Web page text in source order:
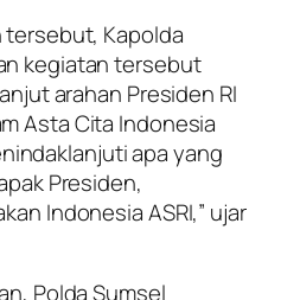
tersebut, Kapolda
kegiatan tersebut
arahan Presiden RI
Asta Cita Indonesia
apa yang
Presiden,
Indonesia ASRI,” ujar
Polda Sumsel